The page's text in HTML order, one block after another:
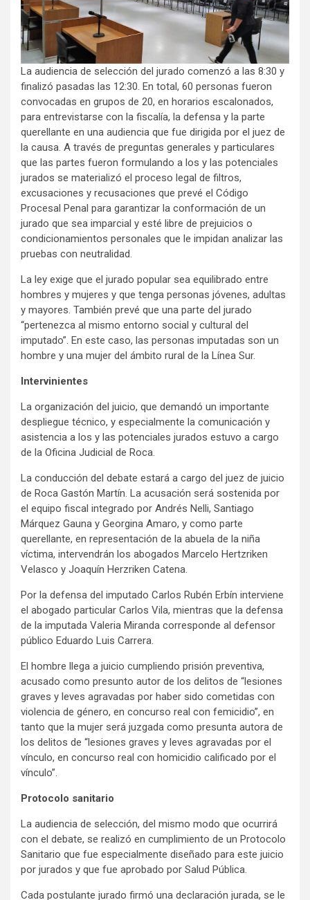
La audiencia de selección del jurado comenzó a las 8:30 y
finalizó pasadas las 12:30. En total, 60 personas fueron
convocadas en grupos de 20, en horarios escalonados,
para entrevistarse con la fiscalía, la defensa y la parte
querellante en una audiencia que fue dirigida por el juez de
la causa. A través de preguntas generales y particulares
que las partes fueron formulando a los y las potenciales
jurados se materializó el proceso legal de filtros,
excusaciones y recusaciones que prevé el Código
Procesal Penal para garantizar la conformación de un
jurado que sea imparcial y esté libre de prejuicios o
condicionamientos personales que le impidan analizar las
pruebas con neutralidad.
La ley exige que el jurado popular sea equilibrado entre
hombres y mujeres y que tenga personas jóvenes, adultas
y mayores. También prevé que una parte del jurado
“pertenezca al mismo entorno social y cultural del
imputado”. En este caso, las personas imputadas son un
hombre y una mujer del ámbito rural de la Línea Sur.
Intervinientes
La organización del juicio, que demandó un importante
despliegue técnico, y especialmente la comunicación y
asistencia a los y las potenciales jurados estuvo a cargo
de la Oficina Judicial de Roca.
La conducción del debate estará a cargo del juez de juicio
de Roca Gastón Martín. La acusación será sostenida por
el equipo fiscal integrado por Andrés Nelli, Santiago
Márquez Gauna y Georgina Amaro, y como parte
querellante, en representación de la abuela de la niña
víctima, intervendrán los abogados Marcelo Hertzriken
Velasco y Joaquín Herzriken Catena.
Por la defensa del imputado Carlos Rubén Erbín interviene
el abogado particular Carlos Vila, mientras que la defensa
de la imputada Valeria Miranda corresponde al defensor
público Eduardo Luis Carrera.
El hombre llega a juicio cumpliendo prisión preventiva,
acusado como presunto autor de los delitos de “lesiones
graves y leves agravadas por haber sido cometidas con
violencia de género, en concurso real con femicidio”, en
tanto que la mujer será juzgada como presunta autora de
los delitos de “lesiones graves y leves agravadas por el
vínculo, en concurso real con homicidio calificado por el
vínculo”.
Protocolo sanitario
La audiencia de selección, del mismo modo que ocurrirá
con el debate, se realizó en cumplimiento de un Protocolo
Sanitario que fue especialmente diseñado para este juicio
por jurados y que fue aprobado por Salud Pública.
Cada postulante jurado firmó una declaración jurada, se le